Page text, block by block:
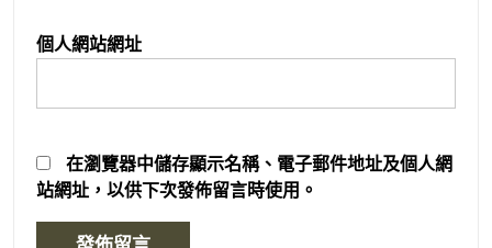
個人網站網址
在瀏覽器中儲存顯示名稱、電子郵件地址及個人網
站網址，以供下次發佈留言時使用。